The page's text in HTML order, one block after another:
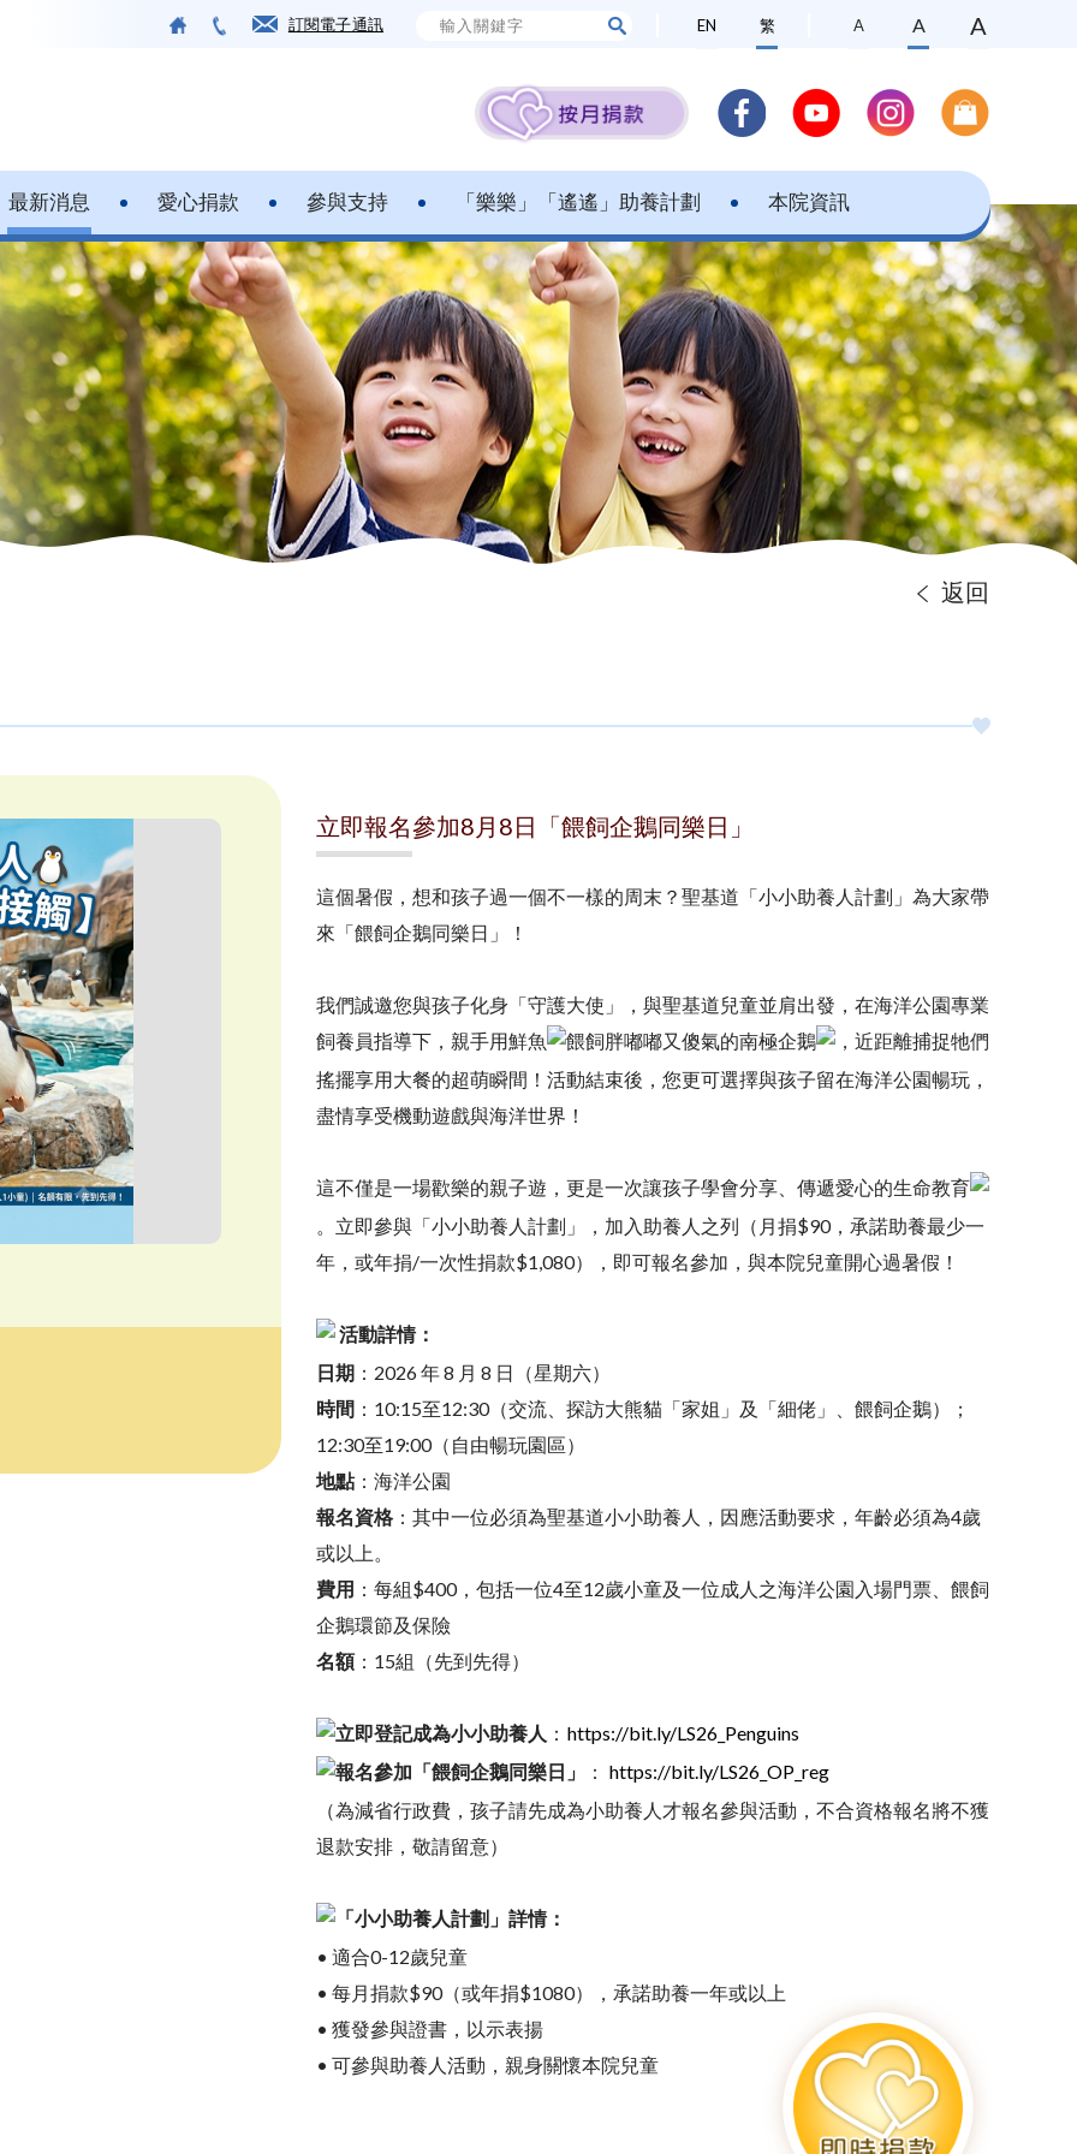
訂閱電子通訊 EN 繁 A A A
最新消息 愛心捐款 參與支持 「樂樂」「遙遙」助養計劃 本院資訊
返回
立即報名參加8月8日「餵飼企鵝同樂日」
這個暑假，想和孩子過一個不一樣的周末？聖基道「小小助養人計劃」為大家帶
來「餵飼企鵝同樂日」！
我們誠邀您與孩子化身「守護大使」，與聖基道兒童並肩出發，在海洋公園專業
飼養員指導下，親手用鮮魚
餵飼胖嘟嘟又傻氣的南極企鵝
，近距離捕捉牠們
搖擺享用大餐的超萌瞬間！活動結束後，您更可選擇與孩子留在海洋公園暢玩，
盡情享受機動遊戲與海洋世界！
這不僅是一場歡樂的親子遊，更是一次讓孩子學會分享、傳遞愛心的生命教育
。立即參與「小小助養人計劃」，加入助養人之列（月捐$90，承諾助養最少一
年，或年捐/一次性捐款$1,080），即可報名參加，與本院兒童開心過暑假！
活動詳情：
日期 ：2026 年 8 月 8 日（星期六）
時間 ：10:15至12:30（交流、探訪大熊貓「家姐」及「細佬」、餵飼企鵝）；
12:30至19:00（自由暢玩園區）
地點：海洋公園
報名資格 ：其中一位必須為聖基道小小助養人，因應活動要求，年齡必須為4歲
或以上。
費用 ：每組$400，包括一位4至12歲小童及一位成人之海洋公園入場門票、餵飼
企鵝環節及保險
名額：15組（先到先得）
立即登記成為小小助養人 ： https://bit.ly/LS26_Penguins
報名參加「餵飼企鵝同樂日」
： https://bit.ly/LS26_OP_reg
（為減省行政費，孩子請先成為小助養人才報名參與活動，不合資格報名將不獲
退款安排，敬請留意）
「小小助養人計劃」詳情：
• 適合0-12歲兒童
• 每月捐款$90（或年捐$1080），承諾助養一年或以上
• 獲發參與證書，以示表揚
• 可參與助養人活動，親身關懷本院兒童